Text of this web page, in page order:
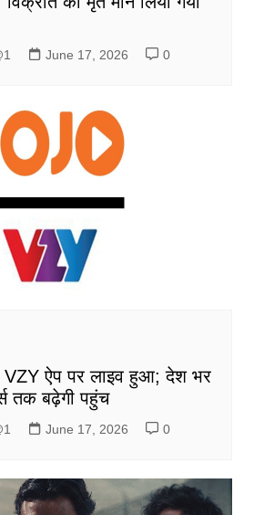
June 17, 2026 0
ऐप पर लाइव हुआ; देश भर
तक बढ़ेगी पहुंच
June 17, 2026 0